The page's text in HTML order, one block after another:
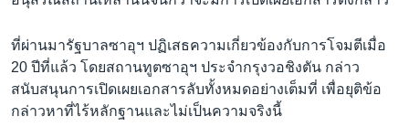
ที่ผ่านมารัฐบาลซาอุฯ ปฏิเสธความเกี่ยวข้องกับการโจมตีเมื่อ
20 ปีที่แล้ว โดยสถานทูตซาอุฯ ประจำกรุงวอชิงตัน กล่าว
สนับสนุนการเปิดเผยเอกสารลับทั้งหมดอย่างเต็มที่ เพื่อยุติข้อ
กล่าวหาที่ไร้หลักฐานและไม่เป็นความจริงนี้